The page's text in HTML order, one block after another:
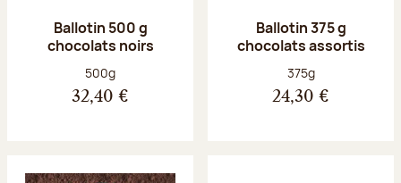
Ballotin 500 g
chocolats noirs
Poids net :
500g
32,40 €
Ballotin 375 g
chocolats assortis
Poids net :
375g
24,30 €